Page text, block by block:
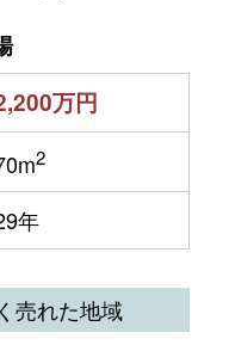
万円
2
年
売れた地域